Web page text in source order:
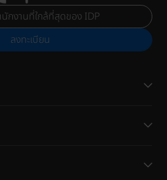
กงานที่ใกล้ที่สุดของ IDP
ลงทะเบียน